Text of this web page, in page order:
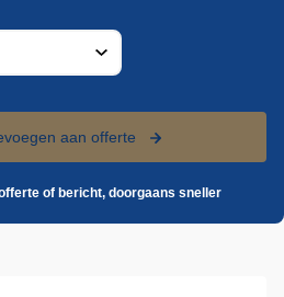
aan offerte
of bericht, doorgaans sneller